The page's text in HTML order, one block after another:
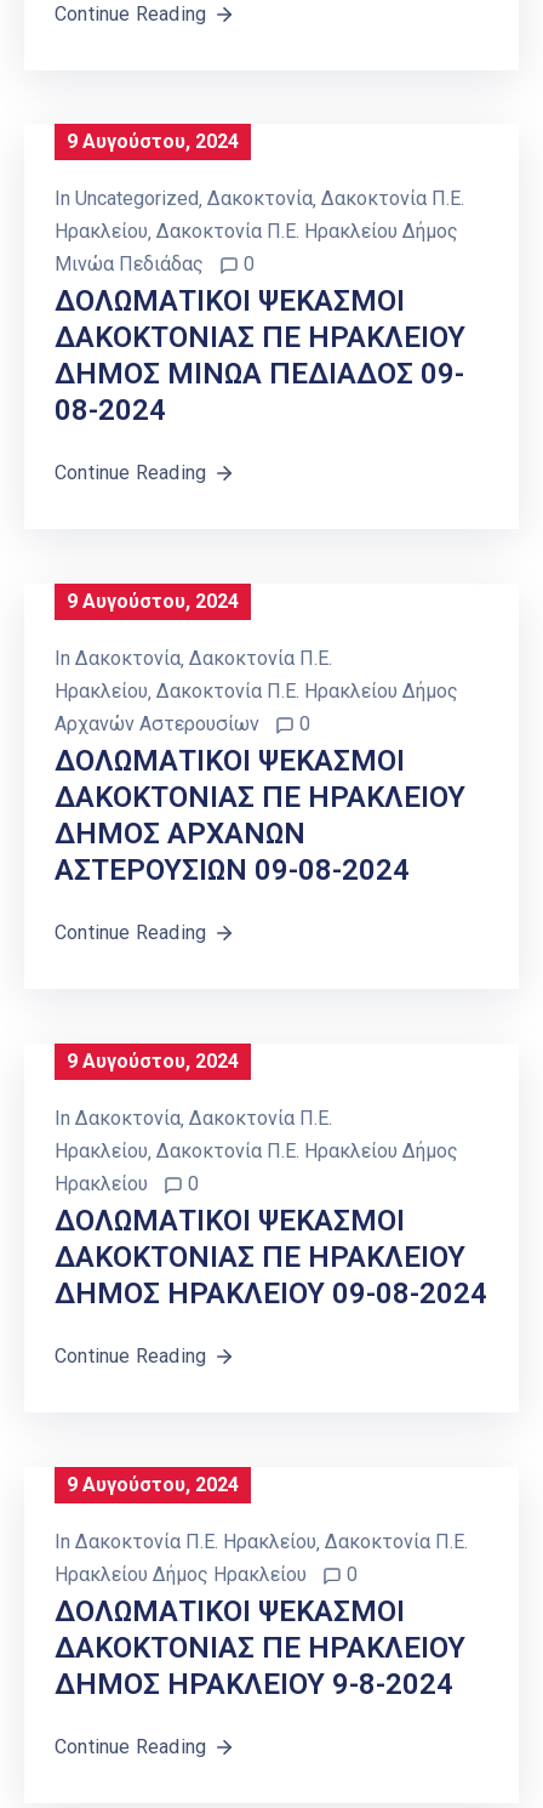
Continue Reading
9 Αυγούστου, 2024
In Uncategorized‚ Δακοκτονία‚ Δακοκτονία Π.Ε.
Ηρακλείου‚ Δακοκτονία Π.Ε. Ηρακλείου Δήμος
Μινώα Πεδιάδας
0
ΔΟΛΩΜΑΤΙΚΟΙ ΨΕΚΑΣΜΟΙ
ΔΑΚΟΚΤΟΝΙΑΣ ΠΕ ΗΡΑΚΛΕΙΟΥ
ΔΗΜΟΣ ΜΙΝΩΑ ΠΕΔΙΑΔΟΣ 09-
08-2024
Continue Reading
9 Αυγούστου, 2024
In Δακοκτονία‚ Δακοκτονία Π.Ε.
Ηρακλείου‚ Δακοκτονία Π.Ε. Ηρακλείου Δήμος
Αρχανών Αστερουσίων
0
ΔΟΛΩΜΑΤΙΚΟΙ ΨΕΚΑΣΜΟΙ
ΔΑΚΟΚΤΟΝΙΑΣ ΠΕ ΗΡΑΚΛΕΙΟΥ
ΔΗΜΟΣ ΑΡΧΑΝΩΝ
ΑΣΤΕΡΟΥΣΙΩΝ 09-08-2024
Continue Reading
9 Αυγούστου, 2024
In Δακοκτονία‚ Δακοκτονία Π.Ε.
Ηρακλείου‚ Δακοκτονία Π.Ε. Ηρακλείου Δήμος
Ηρακλείου
0
ΔΟΛΩΜΑΤΙΚΟΙ ΨΕΚΑΣΜΟΙ
ΔΑΚΟΚΤΟΝΙΑΣ ΠΕ ΗΡΑΚΛΕΙΟΥ
ΔΗΜΟΣ ΗΡΑΚΛΕΙΟΥ 09-08-2024
Continue Reading
9 Αυγούστου, 2024
In Δακοκτονία Π.Ε. Ηρακλείου‚ Δακοκτονία Π.Ε.
Ηρακλείου Δήμος Ηρακλείου
0
ΔΟΛΩΜΑΤΙΚΟΙ ΨΕΚΑΣΜΟΙ
ΔΑΚΟΚΤΟΝΙΑΣ ΠΕ ΗΡΑΚΛΕΙΟΥ
ΔΗΜΟΣ ΗΡΑΚΛΕΙΟΥ 9-8-2024
Continue Reading